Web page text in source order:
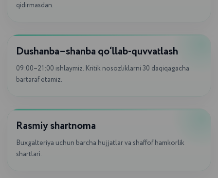
qidirmasdan.
Dushanba–shanba qo‘llab-quvvatlash
09:00–21:00 ishlaymiz. Kritik nosozliklarni 30 daqiqagacha
bartaraf etamiz.
Rasmiy shartnoma
Buxgalteriya uchun barcha hujjatlar va shaffof hamkorlik
shartlari.